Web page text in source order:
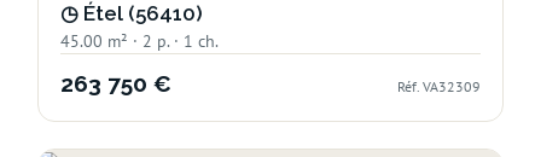
◷ Étel (56410)
45.00 m² · 2 p. · 1 ch.
263 750 € Réf. VA32309